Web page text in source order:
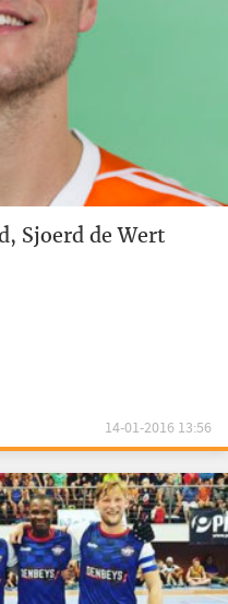
Sjoerd de Wert
14-01-2016 13:56